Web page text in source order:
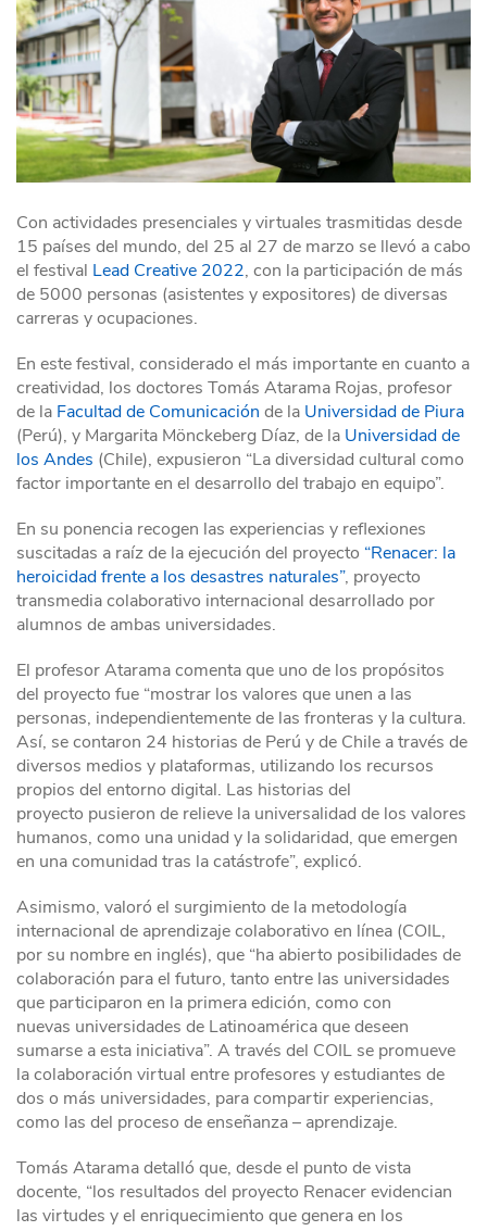
Con actividades presenciales y virtuales trasmitidas desde
15 países del mundo, del 25 al 27 de marzo se llevó a cabo
el festival Lead Creative 2022, con la participación de más
de 5000 personas (asistentes y expositores) de diversas
carreras y ocupaciones.
En este festival, considerado el más importante en cuanto a
creatividad, los doctores Tomás Atarama Rojas, profesor
de la Facultad de Comunicación de la Universidad de Piura
(Perú), y Margarita Mönckeberg Díaz, de la Universidad de
los Andes (Chile), expusieron “La diversidad cultural como
factor importante en el desarrollo del trabajo en equipo”.
En su ponencia recogen las experiencias y reflexiones
suscitadas a raíz de la ejecución del proyecto “Renacer: la
heroicidad frente a los desastres naturales”, proyecto
transmedia colaborativo internacional desarrollado por
alumnos de ambas universidades.
El profesor Atarama comenta que uno de los propósitos
del proyecto fue “mostrar los valores que unen a las
personas, independientemente de las fronteras y la cultura.
Así, se contaron 24 historias de Perú y de Chile a través de
diversos medios y plataformas, utilizando los recursos
propios del entorno digital. Las historias del
proyecto pusieron de relieve la universalidad de los valores
humanos, como una unidad y la solidaridad, que emergen
en una comunidad tras la catástrofe”, explicó.
Asimismo, valoró el surgimiento de la metodología
internacional de aprendizaje colaborativo en línea (COIL,
por su nombre en inglés), que “ha abierto posibilidades de
colaboración para el futuro, tanto entre las universidades
que participaron en la primera edición, como con
nuevas universidades de Latinoamérica que deseen
sumarse a esta iniciativa”. A través del COIL se promueve
la colaboración virtual entre profesores y estudiantes de
dos o más universidades, para compartir experiencias,
como las del proceso de enseñanza – aprendizaje.
Tomás Atarama detalló que, desde el punto de vista
docente, “los resultados del proyecto Renacer evidencian
las virtudes y el enriquecimiento que genera en los